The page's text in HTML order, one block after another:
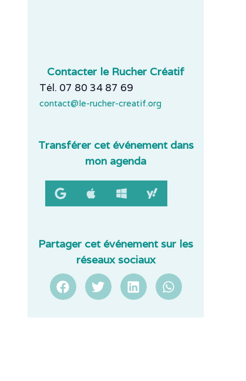
Contacter le Rucher Créatif
Tél. 07 80 34 87 69
contact@le-rucher-creatif.org
Transférer cet événement dans
mon agenda
Partager cet événement sur les
réseaux sociaux